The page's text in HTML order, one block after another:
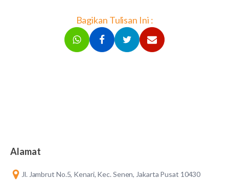
Bagikan Tulisan Ini :
Alamat
Jl. Jambrut No.5, Kenari, Kec. Senen, Jakarta Pusat 10430